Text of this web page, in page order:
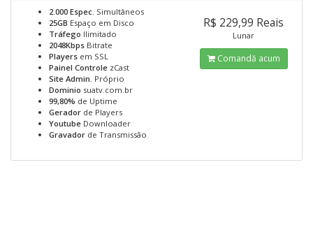
2.000 Espec. Simultâneos
25GB Espaço em Disco
Tráfego Ilimitado
2048Kbps Bitrate
Players em SSL
Painel Controle zCast
Site Admin. Próprio
Dominio suatv.com.br
99,80% de Uptime
Gerador de Players
Youtube Downloader
Gravador de Transmissão
R$ 229,99 Reais
Lunar
Comandă acum